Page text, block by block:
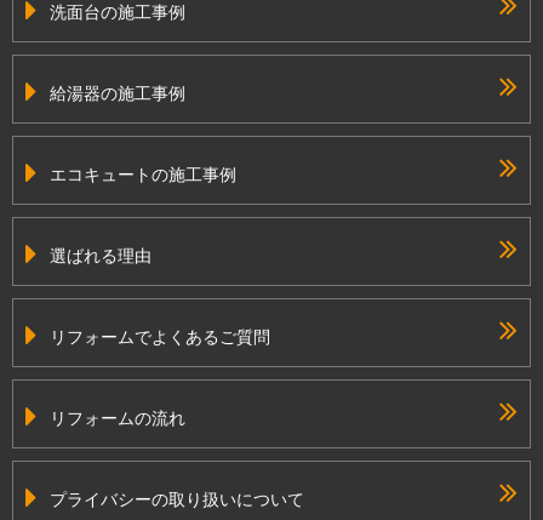
洗面台の施工事例
給湯器の施工事例
エコキュートの施工事例
選ばれる理由
リフォームでよくあるご質問
リフォームの流れ
プライバシーの取り扱いについて